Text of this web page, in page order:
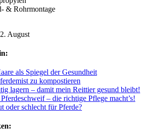
& Rohrmontage
August
als Spiegel der Gesundheit
zu kompostieren
lagern – damit mein Reittier gesund bleibt!
– die richtige Pflege macht’s!
oder schlecht für Pferde?